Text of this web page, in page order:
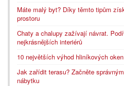
Máte malý byt? Díky těmto tipům
prostoru
Chaty a chalupy zažívají návrat.
nejkrásnějších interiérů
10 největších výhod hliníkových oken
Jak zařídit terasu? Začněte
nábytku